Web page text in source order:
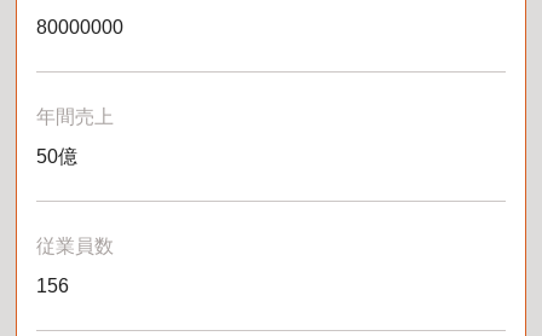
80000000
年間売上
50億
従業員数
156